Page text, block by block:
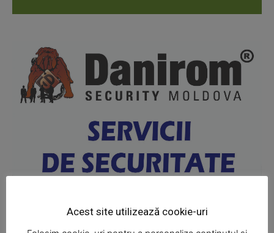
News Week
Magazine PRO
Acest site utilizează cookie-uri